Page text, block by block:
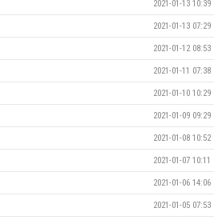
2021-01-13 10:39
2021-01-13 07:29
2021-01-12 08:53
2021-01-11 07:38
2021-01-10 10:29
2021-01-09 09:29
2021-01-08 10:52
2021-01-07 10:11
2021-01-06 14:06
2021-01-05 07:53